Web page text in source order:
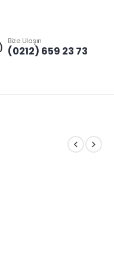
Bize Ulaşın
(0212) 659 23 73